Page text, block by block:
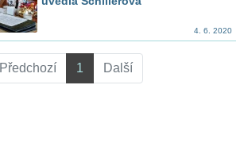
4. 6. 2020
Předchozí 1 Další